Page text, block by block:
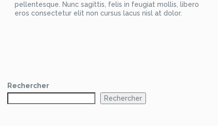
pellentesque. Nunc sagittis, felis in feugiat mollis, libero
eros consectetur elit non cursus lacus nisl at dolor.
Rechercher
Rechercher